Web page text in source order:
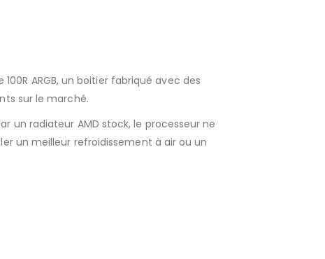
ARGB, un boitier fabriqué avec des
sur le marché.
un radiateur AMD stock, le processeur ne
un meilleur refroidissement à air ou un